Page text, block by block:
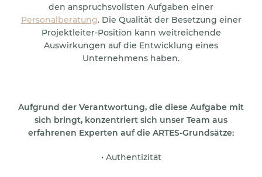
den anspruchsvollsten Aufgaben einer
Personalberatung. Die Qualität der Besetzung einer
Projektleiter-Position kann weitreichende
Auswirkungen auf die Entwicklung eines
Unternehmens haben.
Aufgrund der Verantwortung, die diese Aufgabe mit
sich bringt, konzentriert sich unser Team aus
erfahrenen Experten auf die ARTES-Grundsätze:
• Authentizität